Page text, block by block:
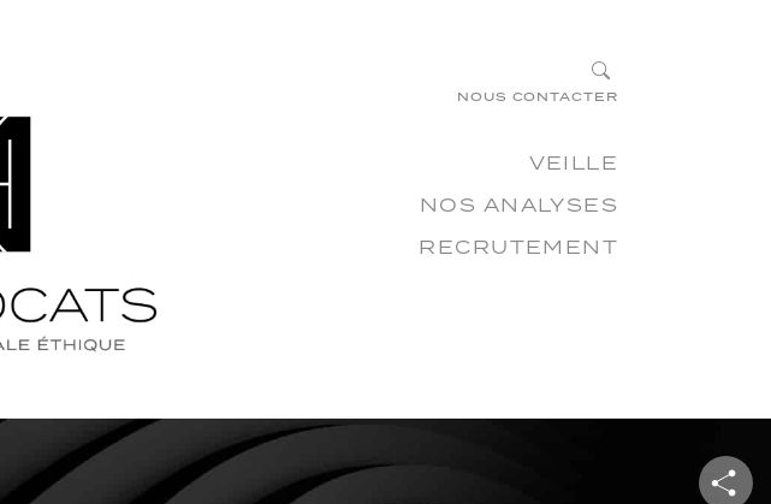
NOUS CONTACTER
VEILLE
NOS ANALYSES
RECRUTEMENT